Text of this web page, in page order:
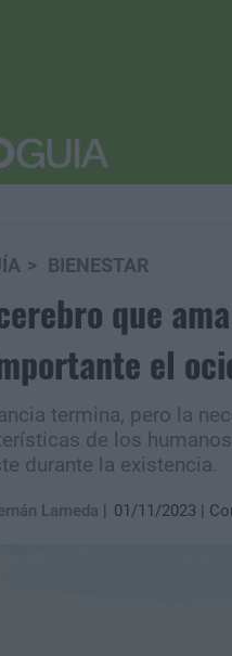
BIENESTAR
que
el
termina, pero la
de los
durante la existencia.
Lameda 01/11/2023